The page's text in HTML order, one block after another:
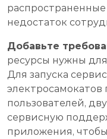
недостаток
Добавьте
ресурсы нужны
Для запуска
пользователей,
сервисную
приложения,